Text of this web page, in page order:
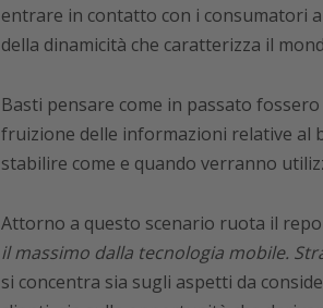
entrare in contatto con i consumatori
della dinamicità che caratterizza il
Basti pensare come in passato
fruizione delle informazioni relative al
stabilire come e quando verranno
Attorno a questo scenario ruota il
il massimo dalla tecnologia mobile.
si concentra sia sugli aspetti da